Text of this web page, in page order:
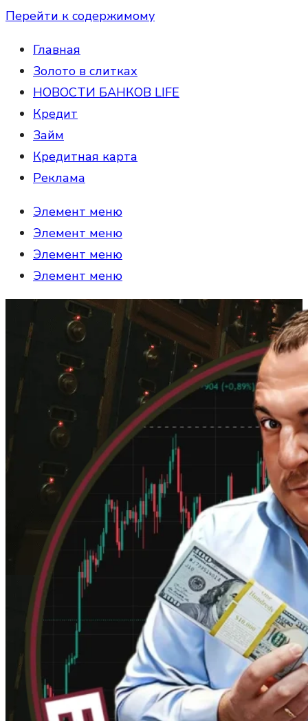
Перейти к содержимому
Главная
Золото в слитках
НОВОСТИ БАНКОВ LIFE
Кредит
Займ
Кредитная карта
Реклама
Элемент меню
Элемент меню
Элемент меню
Элемент меню